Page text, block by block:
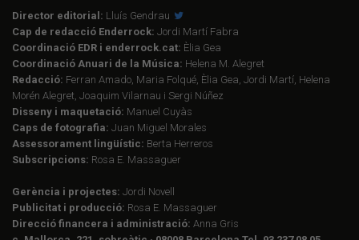
Director editorial: Lluís Gendrau
Cap de redacció Enderrock: Jordi Martí Fabra
Coordinació EDR i enderrock.cat: Èlia Gea
Coordinació Anuari de la Música: Helena M. Alegret
Redacció: Ferran Amado, Maria Folqué, Èlia Gea, Jordi Martí, Helena
Morén Alegret, Joaquim Vilarnau i Sergi Núñez
Disseny i maquetació: Manuel Cuyàs
Caps de fotografia: Juan Miguel Morales
Assessorament lingüístic: Berta Herreros
Subscripcions: Rosa E. Massaguer
Gerència i projectes: Jordi Novell
Publicitat i producció: Rosa E. Massaguer
Direcció financera i administració: Anna Gris